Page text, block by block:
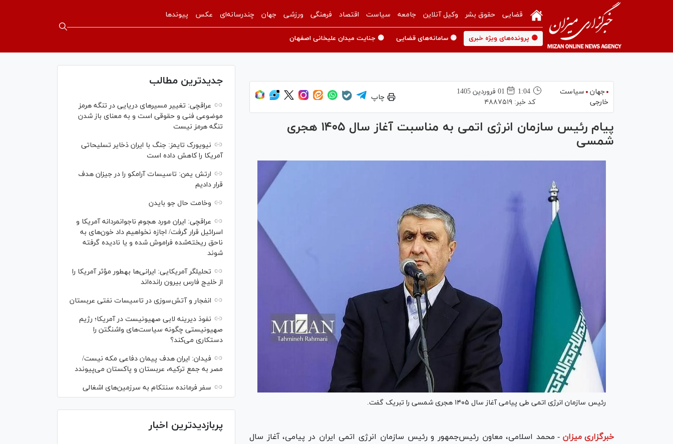
قضایی حقوق بشر وکیل آنلاین جامعه سیاست اقتصاد فرهنگی ورزشی جهان چندرسانه‌ای عکس پیوندها
🟡 پرونده‌های ویژه خبری 🟡 سامانه‌های قضایی 🟡 جنایت میدان علیخانی اصفهان
جهان
سیاست
خارجی
1:04
01 فروردين 1405
کد خبر: ۴۸۸۷۵۱۹
چاپ
پیام رئیس سازمان انرژی اتمی به مناسبت آغاز سال ۱۴۰۵ هجری
شمسی
رئیس سازمان انرژی اتمی طی پیامی آغاز سال ۱۴۰۵ هجری شمسی را تبریک گفت.
خبرگزاری میزان - محمد اسلامی، معاون رئیس‌جمهور و رئیس سازمان انرژی اتمی ایران در پیامی، آغاز سال
جدیدترین مطالب
عراقچی: تغییر مسیرهای دریایی در تنگه هرمز
موضوعی فنی و حقوقی است و به معنای باز شدن
تنگه هرمز نیست
نیویورک تایمز: جنگ با ایران ذخایر تسلیحاتی
آمریکا را کاهش داده است
ارتش یمن: تاسیسات آرامکو را در جیزان هدف
قرار دادیم
وخامت حال جو بایدن
عراقچی: ایران مورد هجوم ناجوانمردانه آمریکا و
اسرائیل قرار گرفت/ اجازه نخواهیم داد خون‌های به
ناحق ریخته‌شده فراموش شده و یا نادیده گرفته
شوند
تحلیلگر آمریکایی: ایرانی‌ها به‎طور مؤثر آمریکا را
از خلیج فارس بیرون رانده‌اند
انفجار و آتش‌سوزی در تاسیسات نفتی عربستان
نفوذ دیرینه لابی صهیونیست در آمریکا؛ رژیم
صهیونیستی چگونه سیاست‌های واشنگتن را
دستکاری می‌کند؟
فیدان: ایران هدف پیمان دفاعی مکه نیست/
مصر به جمع ترکیه، عربستان و پاکستان می‌پیوندد
سفر فرمانده سنتکام به سرزمین‌های اشغالی
پربازدیدترین اخبار